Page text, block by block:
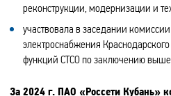
реконструкции, модернизации и
участвовала в заседании
электроснабжения
функций СТСО по заключению
За 2024 г. ПАО «Россети Кубань»